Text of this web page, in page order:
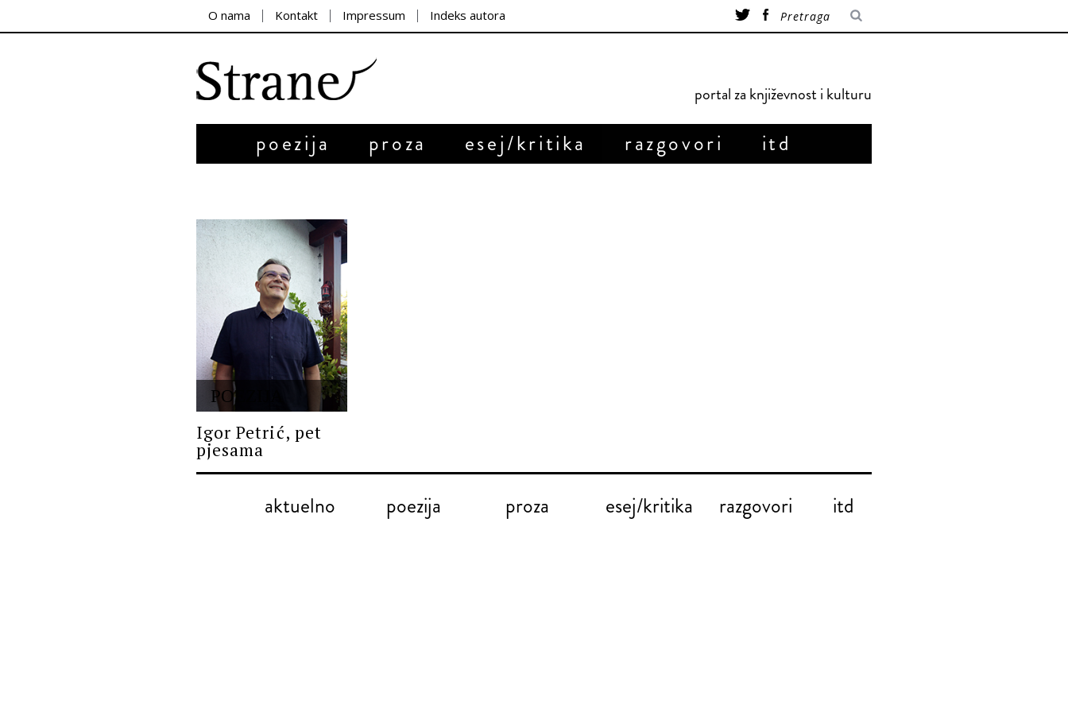
O nama Kontakt Impressum Indeks autora
portal za književnost i kulturu
poezija proza esej/kritika razgovori itd
POEZIJA
Igor Petrić, pet
pjesama
aktuelno poezija proza esej/kritika razgovori itd